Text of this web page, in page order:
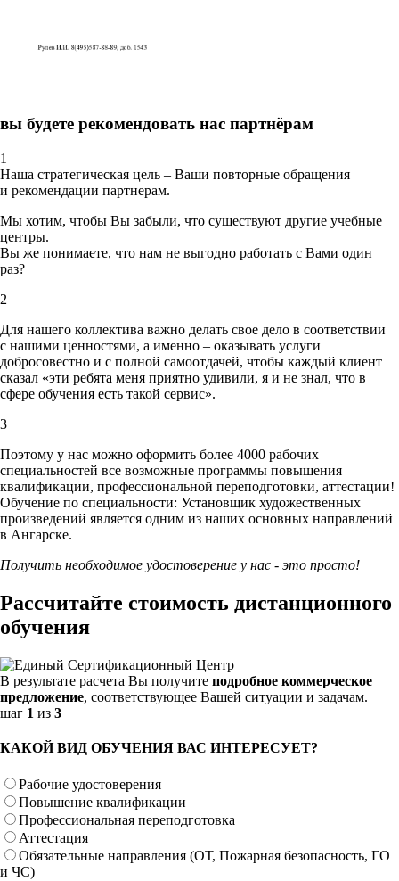
вы будете рекомендовать нас партнёрам
1
Наша стратегическая цель – Ваши повторные обращения
и рекомендации партнерам.
Мы хотим, чтобы Вы забыли, что существуют другие учебные
центры.
Вы же понимаете, что нам не выгодно работать с Вами один
раз?
2
Для нашего коллектива важно делать свое дело в соответствии
с нашими ценностями, а именно – оказывать услуги
добросовестно и с полной самоотдачей, чтобы каждый клиент
сказал «эти ребята меня приятно удивили, я и не знал, что в
сфере обучения есть такой сервис».
3
Поэтому у нас можно оформить более 4000 рабочих
специальностей все возможные программы повышения
квалификации, профессиональной переподготовки, аттестации!
Обучение по специальности: Установщик художественных
произведений является одним из наших основных направлений
в Ангарске.
Получить необходимое удостоверение у нас - это просто!
Рассчитайте стоимость дистанционного
обучения
В результате расчета Вы получите подробное коммерческое
предложение, соответствующее Вашей ситуации и задачам.
шаг 1 из 3
КАКОЙ ВИД ОБУЧЕНИЯ ВАС ИНТЕРЕСУЕТ?
Рабочие удостоверения
Повышение квалификации
Профессиональная переподготовка
Аттестация
Обязательные направления (ОТ, Пожарная безопасность, ГО
и ЧС)